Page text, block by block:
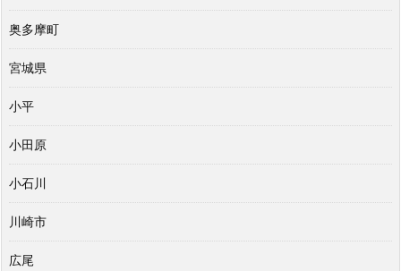
奥多摩町
宮城県
小平
小田原
小石川
川崎市
広尾